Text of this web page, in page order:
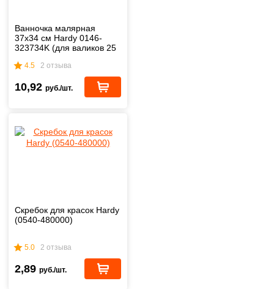
Ванночка малярная
37х34 см Hardy 0146-
323734K (для валиков 25
4.5 2 отзыва
10,92 руб./шт.
Скребок для красок Hardy
(0540-480000)
5.0 2 отзыва
2,89 руб./шт.